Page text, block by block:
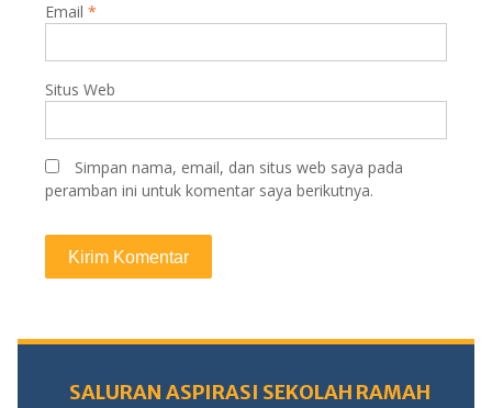
Email *
Situs Web
Simpan nama, email, dan situs web saya pada
peramban ini untuk komentar saya berikutnya.
SALURAN ASPIRASI SEKOLAH RAMAH